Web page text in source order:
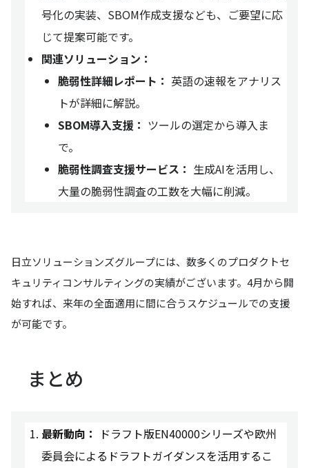
号化の実装、SBOM作成支援なども、ご要望に応
じて提案可能です。
関連ソリューション：
脆弱性詳細レポート： 英語の速報をアナリス
トが詳細に解説。
SBOM導入支援： ツールの選定から導入ま
で。
脆弱性調査支援サービス： 生成AIを活用し、
大量の脆弱性調査の工数を大幅に削減。
日立ソリューションズグループには、数多くのプロダクトセ
キュリティコンサルティングの実績がございます。4月から開
始すれば、来年の全面適用に間に合うスケジュールでの支援
が可能です。
まとめ
最新動向：
ドラフト版EN40000シリーズや欧州
委員会によるドラフトガイダンスを活用するこ